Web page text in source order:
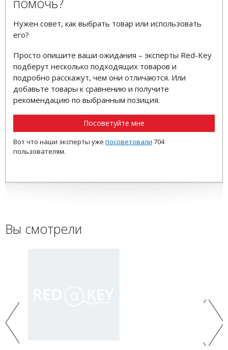
Нужен совет, как выбрать товар или использовать
его?
Просто опишите ваши ожидания – эксперты Red-Key
подберут несколько подходящих товаров и
подробно расскажут, чем они отличаются. Или
добавьте товары к сравнению и получите
рекомендацию по выбранным позиция.
Посоветуйте мне
Вот что наши эксперты уже посоветовали 704
пользователям.
Вы смотрели